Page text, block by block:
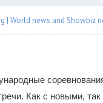
| World news and Showbiz
Как с новыми,